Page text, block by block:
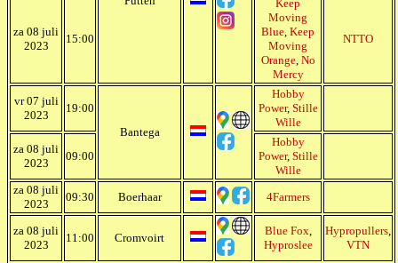
za 08 juli
2023
15:00
Keep
Moving
Blue Keep
Moving
Orange, No
Mercy
NTTO
vr 07 juli
2023
19:00
Bantega
Hobby
Power, Stille
Wille
za 08 juli
2023
09:00
Hobby
Power, Stille
Wille
za 08 juli
2023
09:30 Boerhaar 4Farmers
za 08 juli
2023
11:00 Cromvoirt
Blue Fox
Hyproslee
Hypropullers
VTN